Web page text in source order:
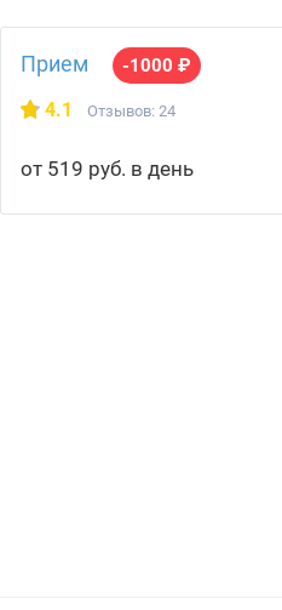
Прием -1000 ₽
4.1 Отзывов: 24
от 519 руб. в день